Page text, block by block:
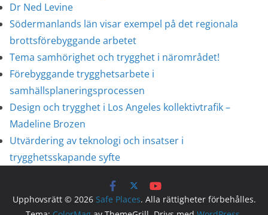
Dr Ned Levine
Södermanlands län visar exempel på det regionala
brottsförebyggande arbetet
Tema samhörighet och trygghet i närområdet!
Förebyggande trygghetsarbete i
samhällsplaneringsprocessen
Design och trygghet i Los Angeles kollektivtrafik –
Madeline Brozen
Utvärdering av teknologi och insatser i
trygghetsskapande syfte
Upphovsrätt © 2026 Safe Places. Alla rättigheter förbehålles.